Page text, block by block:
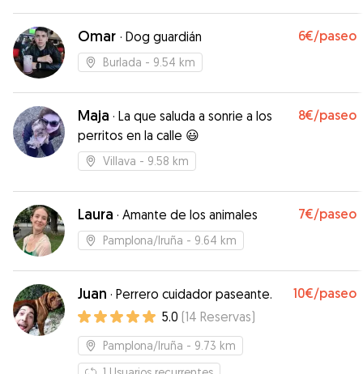
mandó un vídeo para ver lo v bien que se lo
estaba pasando. Super recomendable
”
Omar · Dog guardián 6€/paseo
Burlada - 9.54 km
Maja · La que saluda a sonrie a los
perritos en la calle 😃
8€/paseo
Villava - 9.58 km
Laura · Amante de los animales 7€/paseo
Pamplona/Iruña - 9.64 km
Juan · Perrero cuidador paseante. 10€/paseo
5.0 (14 Reservas)
Pamplona/Iruña - 9.73 km